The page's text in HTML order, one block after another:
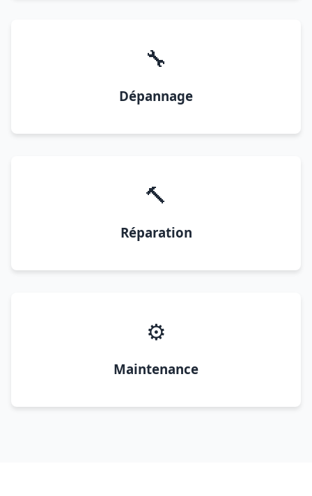
🔧
Dépannage
🔨
Réparation
⚙️
Maintenance